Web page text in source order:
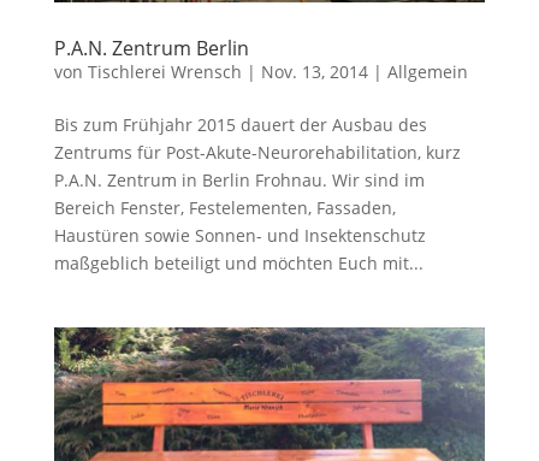
P.A.N. Zentrum Berlin
von Tischlerei Wrensch | Nov. 13, 2014| Allgemein
Bis zum Frühjahr 2015 dauert der Ausbau des
Zentrums für Post-Akute-Neurorehabilitation, kurz
P.A.N. Zentrum in Berlin Frohnau. Wir sind im
Bereich Fenster, Festelementen, Fassaden,
Haustüren sowie Sonnen- und Insektenschutz
maßgeblich beteiligt und möchten Euch mit...